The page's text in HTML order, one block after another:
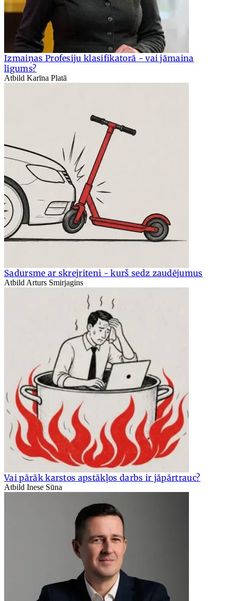
Izmaiņas Profesiju klasifikatorā - vai jāmaina
līgums?
Atbild Karīna Platā
Sadursme ar skrejriteni - kurš sedz zaudējumus
Atbild Arturs Smirjagins
Vai pārāk karstos apstākļos darbs ir jāpārtrauc?
Atbild Inese Sūna